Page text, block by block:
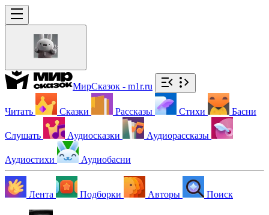
МирСказок - m1r.ru
Читать Сказки Рассказы Стихи Басни
Слушать Аудиосказки Аудиорассказы
Аудиостихи Аудиобасни
Лента Подборки Авторы Поиск